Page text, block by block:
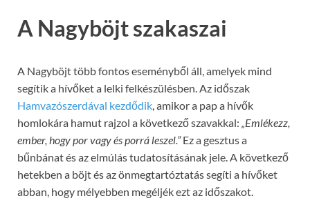
A Nagyböjt szakaszai
A Nagyböjt több fontos eseményből áll, amelyek mind
segítik a hívőket a lelki felkészülésben. Az időszak
Hamvazószerdával kezdődik , amikor a pap a hívők
homlokára hamut rajzol a következő szavakkal: „Emlékezz,
ember, hogy por vagy és porrá leszel.”Ez a gesztus a
bűnbánat és az elmúlás tudatosításának jele. A következő
hetekben a böjt és az önmegtartóztatás segíti a hívőket
abban, hogy mélyebben megéljék ezt az időszakot.